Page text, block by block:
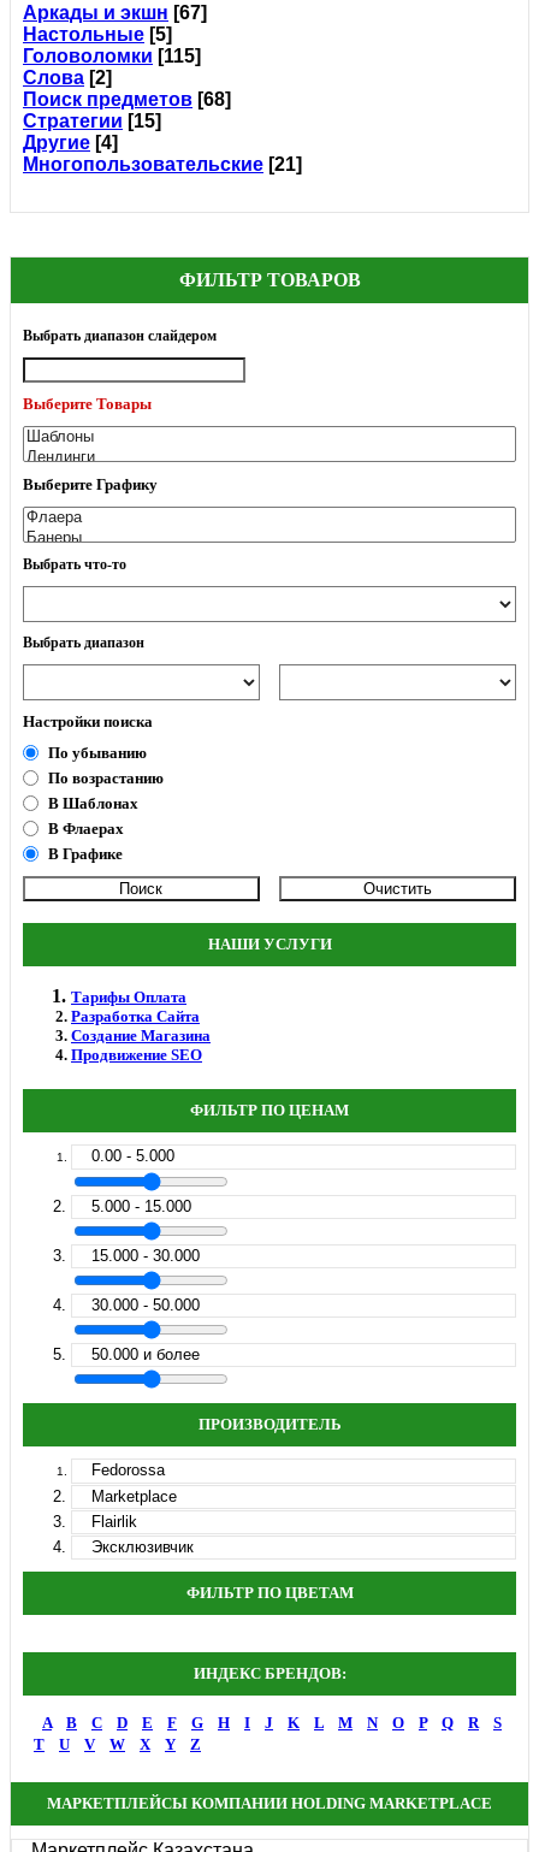
Аркады и экшн [67]
Настольные [5]
Головоломки [115]
Слова [2]
Поиск предметов [68]
Стратегии [15]
Другие [4]
Многопользовательские [21]
ФИЛЬТР ТОВАРОВ
Выбрать диапазон слайдером
Выберите Товары
Выберите Графику
Выбрать что-то
Выбрать диапазон
Настройки поиска
По убыванию
По возрастанию
В Шаблонах
В Флаерах
В Графике
НАШИ УСЛУГИ
Тарифы Оплата
Разработка Сайта
Создание Магазина
Продвижение SEO
ФИЛЬТР ПО ЦЕНАМ
0.00 - 5.000
5.000 - 15.000
15.000 - 30.000
30.000 - 50.000
50.000 и более
ПРОИЗВОДИТЕЛЬ
Fedorossa
Marketplace
Flairlik
Эксклюзивчик
ФИЛЬТР ПО ЦВЕТАМ
ИНДЕКС БРЕНДОВ:
A B C D E F G H I J K L M N O P Q R
S
T
U V W X Y Z
МАРКЕТПЛЕЙСЫ КОМПАНИИ HOLDING MARKETPLACE